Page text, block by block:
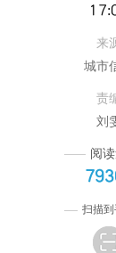
来
城市
责
刘
阅
扫描